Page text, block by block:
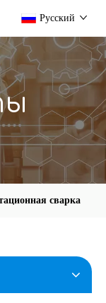
Pусский
сварка